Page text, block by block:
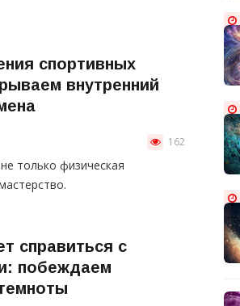
спортивных
внутренний
162
только физическая
справиться с
побеждаем